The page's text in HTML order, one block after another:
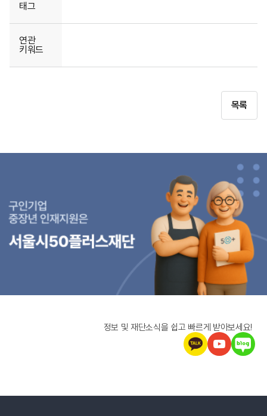
태그
연관
키워드
목록
정보 및 재단소식을 쉽고 빠르게 받아보세요!